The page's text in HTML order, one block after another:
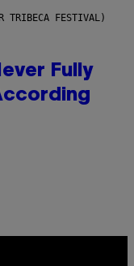
TRIBECA FESTIVAL)
Fully